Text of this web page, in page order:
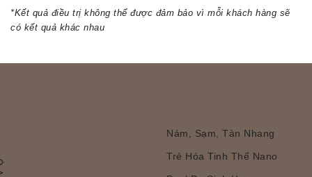
*Kết quả điều trị không thể được đảm bảo vì mỗi khách hàng sẽ
có kết quả khác nhau
Nám, Sạm, Tàn Nhang
Trẻ Hóa Tinh Thể Nano